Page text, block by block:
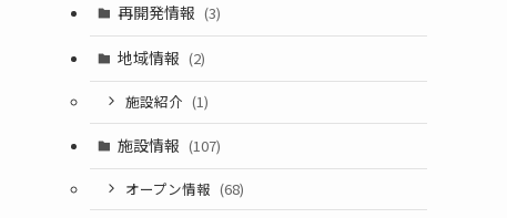
再開発情報 (3)
地域情報 (2)
施設紹介 (1)
施設情報 (107)
オープン情報 (68)